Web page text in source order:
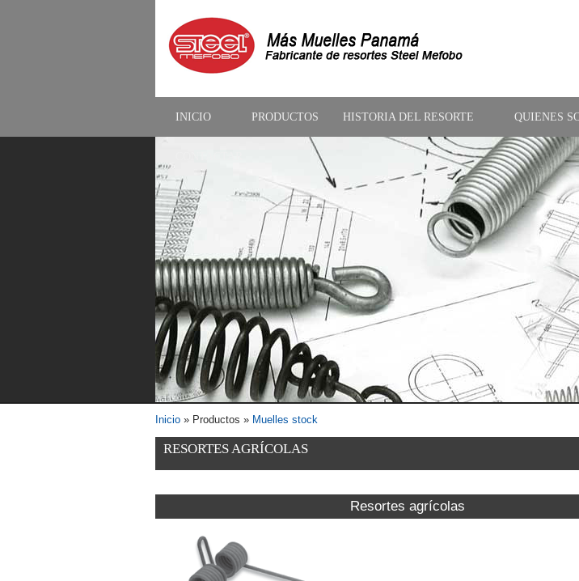
INICIO PRODUCTOS HISTORIA DEL RESORTE QUIENES
Se encuentra usted aquí
Inicio » Productos » Muelles stock
RESORTES AGRÍCOLAS
Resortes agrícolas